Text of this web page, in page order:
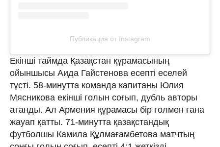
Публикация от Instagram
Екінші таймда Қазақстан құрамасының
ойыншысы Аида Гайстенова есепті еселей
түсті. 58-минутта команда капитаны Юлия
Мясникова екінші голын соғып, дубль авторы
атанды. Ал Армения құрамасы бір голмен ғана
жауап қатты. 71-минутта қазақстандық
футболшы Камила Құлмағамбетова матчтың